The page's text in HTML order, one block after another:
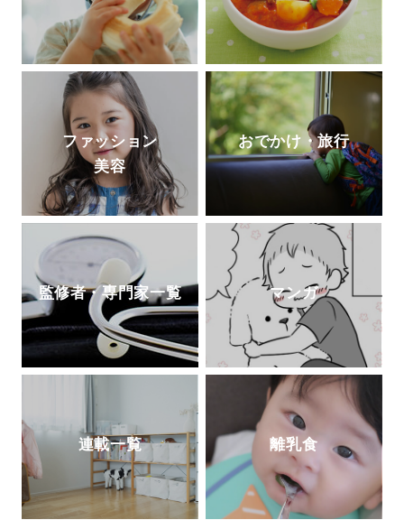
ファッション
美容
おでかけ・旅行
監修者・専門家一覧 マンガ
連載一覧 離乳食